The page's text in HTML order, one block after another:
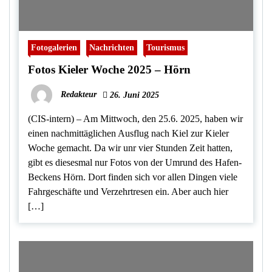
Fotogalerien Nachrichten Tourismus
Fotos Kieler Woche 2025 – Hörn
Redakteur 26. Juni 2025
(CIS-intern) – Am Mittwoch, den 25.6. 2025, haben wir
einen nachmittäglichen Ausflug nach Kiel zur Kieler
Woche gemacht. Da wir unr vier Stunden Zeit hatten,
gibt es diesesmal nur Fotos von der Umrund des Hafen-
Beckens Hörn. Dort finden sich vor allen Dingen viele
Fahrgeschäfte und Verzehrtresen ein. Aber auch hier
[…]